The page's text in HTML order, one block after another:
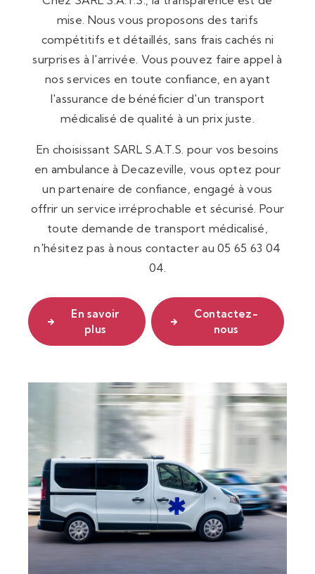
mise. Nous vous proposons des tarifs
compétitifs et détaillés, sans frais cachés ni
surprises à l'arrivée. Vous pouvez faire appel à
nos services en toute confiance, en ayant
l'assurance de bénéficier d'un transport
médicalisé de qualité à un prix juste.
En choisissant SARL S.A.T.S. pour vos besoins
en ambulance à Decazeville, vous optez pour
un partenaire de confiance, engagé à vous
offrir un service irréprochable et sécurisé. Pour
toute demande de transport médicalisé,
n'hésitez pas à nous contacter au 05 65 63 04
04.
En savoir
plus
Contactez-
nous